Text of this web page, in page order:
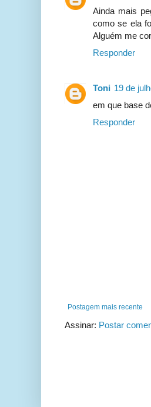
Ainda mais
como se ela
Alguém me
Responder
Toni 19 de
em que base
Responder
Postagem mais recente
Assinar: Postar